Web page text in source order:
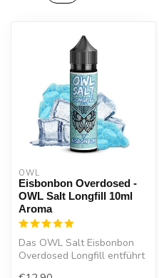
OWL
Eisbonbon Overdosed -
OWL Salt Longfill 10ml
Aroma
Das OWL Salt Eisbonbon
Overdosed Longfill entführt